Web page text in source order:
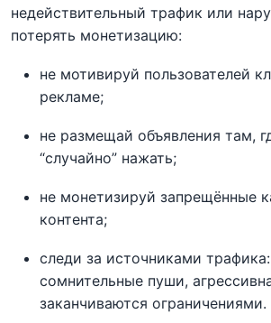
недействительный трафик или
потерять монетизацию:
не мотивируй пользователей
рекламе;
не размещай объявления там,
“случайно” нажать;
не монетизируй запрещённые
контента;
следи за источниками
сомнительные пуши,
заканчиваются ограничениями.